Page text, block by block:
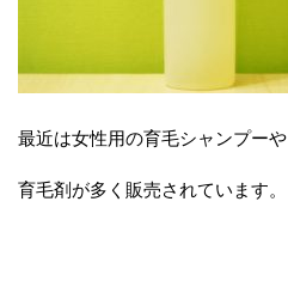
最近は女性用の育毛シャンプーや
育毛剤が多く販売されています。